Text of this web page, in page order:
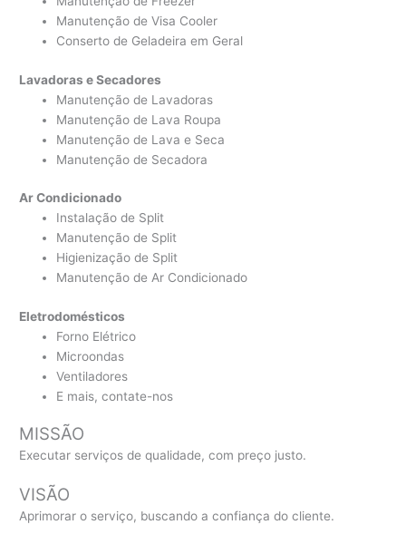
Manutenção de Visa Cooler
Conserto de Geladeira em Geral
Lavadoras e Secadores
Manutenção de Lavadoras
Manutenção de Lava Roupa
Manutenção de Lava e Seca
Manutenção de Secadora
Ar Condicionado
Instalação de Split
Manutenção de Split
Higienização de Split
Manutenção de Ar Condicionado
Eletrodomésticos
Forno Elétrico
Microondas
Ventiladores
E mais, contate-nos
MISSÃO
Executar serviços de qualidade, com preço justo.
VISÃO
Aprimorar o serviço, buscando a confiança do cliente.